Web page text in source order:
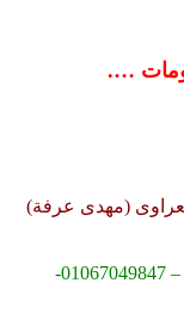
….
(مهدى عرفة)
رقم المحلاوى هايبر العاشر : 01278429225 – 01067049847-